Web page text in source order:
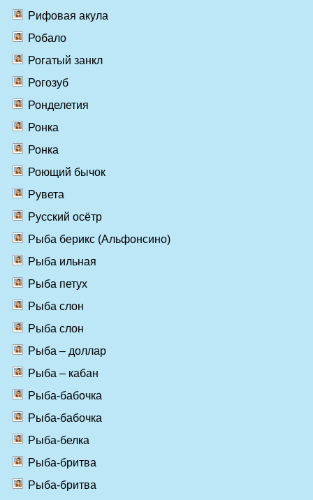
Рифовая акула
Робало
Рогатый занкл
Рогозуб
Ронделетия
Ронка
Ронка
Роющий бычок
Рувета
Русский осётр
Рыба берикс (Альфонсино)
Рыба ильная
Рыба петух
Рыба слон
Рыба слон
Рыба – доллар
Рыба – кабан
Рыба-бабочка
Рыба-бабочка
Рыба-белка
Рыба-бритва
Рыба-бритва